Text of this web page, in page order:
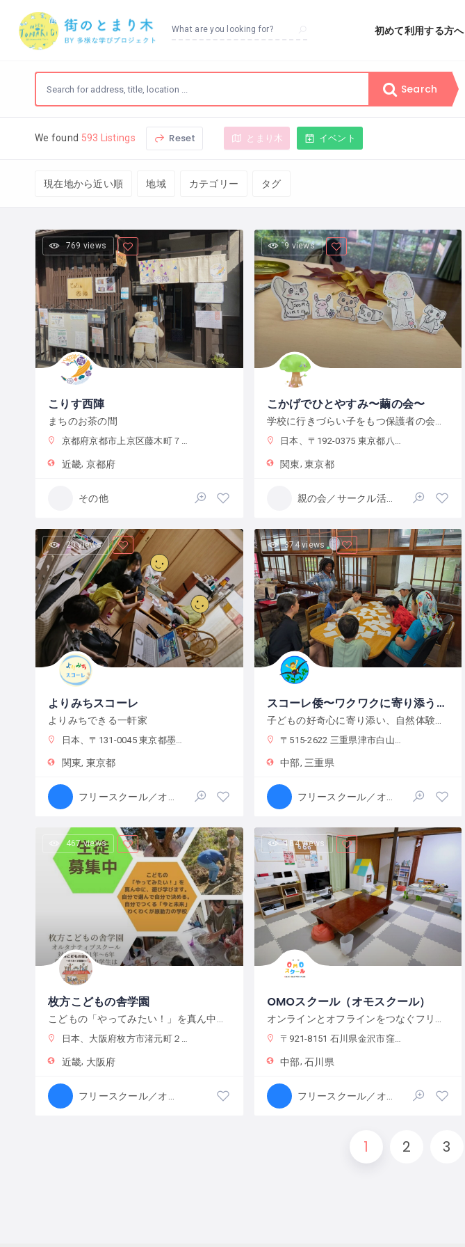
What are you looking for? 初めて利用する方へ
Search
We found 593 Listings Reset とまり木 イベント
現在地から近い順 地域 カテゴリー タグ
769 views
こりす西陣
まちのお茶の間
京都府京都市上京区藤木町７９５−５
近畿 京都府
その他
9 views
こかげでひとやすみ〜繭の会〜
日本、〒192-0375 東京都八王子市鑓水２丁目２０１３−２
関東 東京都
20 views
よりみちスコーレ
よりみちできる一軒家
日本、〒131-0045 東京都墨田区押上２丁目２８−３
関東 東京都
374 views
スコーレ倭〜ワクワクに寄り添う学校〜
〒515-2622 三重県津市白山町中ノ村１３８−４
中部 三重県
467 views
枚方こどもの舎学園
日本、大阪府枚方市渚元町２１−３１
近畿 大阪府
184 views
OMOスクール（オモスクール）
〒921-8151 石川県金沢市窪３丁目１３６−１
中部 石川県
1 2 3